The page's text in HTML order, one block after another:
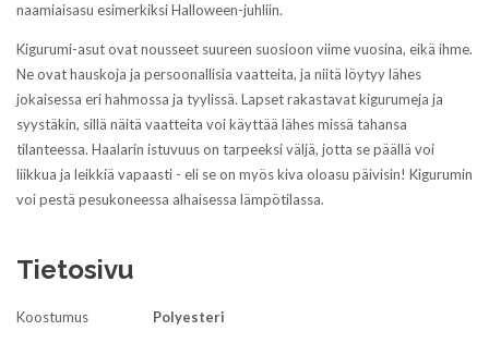
naamiaisasu esimerkiksi Halloween-juhliin.
Kigurumi-asut ovat nousseet suureen suosioon viime vuosina, eikä ihme.
Ne ovat hauskoja ja persoonallisia vaatteita, ja niitä löytyy lähes
jokaisessa eri hahmossa ja tyylissä. Lapset rakastavat kigurumeja ja
syystäkin, sillä näitä vaatteita voi käyttää lähes missä tahansa
tilanteessa. Haalarin istuvuus on tarpeeksi väljä, jotta se päällä voi
liikkua ja leikkiä vapaasti - eli se on myös kiva oloasu päivisin! Kigurumin
voi pestä pesukoneessa alhaisessa lämpötilassa.
Tietosivu
Koostumus Polyesteri